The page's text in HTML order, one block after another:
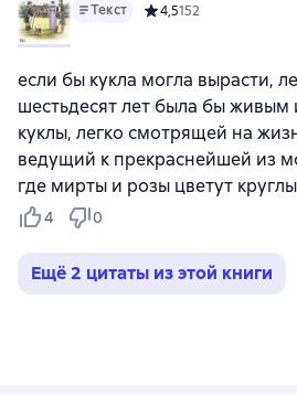
Текст Средний рейтинг 4,5
4,5152
если бы кукла могла вырасти,
шестьдесят лет была бы
куклы, легко смотрящей на
ведущий к прекраснейшей из
где мирты и розы цветут
4 0
Ещё 2 цитаты из этой книги